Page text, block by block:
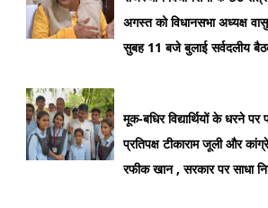
अगस्त को विधानसभा अध्यक्ष
सुबह 11 बजे बुलाई सर्वदलीय
मूक-बधिर विद्यार्थियों के धरने
प्रतिपक्ष टीकाराम जूली और
रफीक खान , सरकार पर साधा